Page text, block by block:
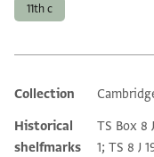
11th c
Additional
Collection
Historical
shelfmarks
TS Box 8
1; TS 8 J